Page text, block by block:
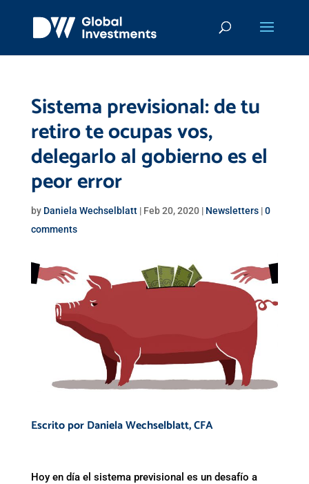
Sistema previsional: de tu
retiro te ocupas vos,
delegarlo al gobierno es el
peor error
by Daniela Wechselblatt| Feb 20, 2020| Newsletters|0
comments
Escrito por Daniela Wechselblatt, CFA
Hoy en día el sistema previsional es un desafío a